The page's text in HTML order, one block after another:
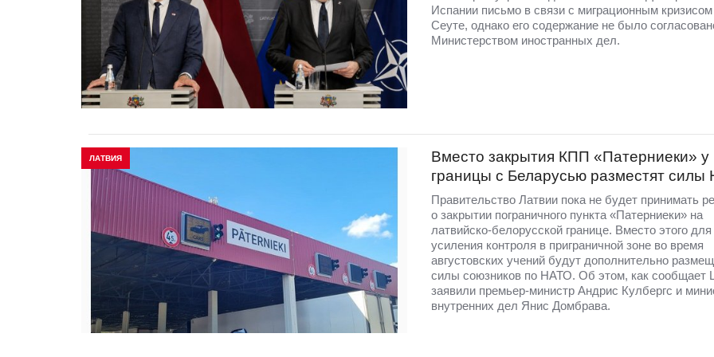
Испании письмо в связи с миграционным
Сеуте, однако его содержание не было
Министерством иностранных дел.
ЛАТВИЯ
Вместо закрытия КПП «Патерниеки» у
границы с Беларусью разместят
Правительство Латвии пока не будет принимать
о закрытии пограничного пункта «Патерниеки» на
латвийско-белорусской границе. Вместо этого для
усиления контроля в приграничной зоне во время
августовских учений будут дополнительно
силы союзников по НАТО. Об этом, как сообщает
заявили премьер-министр Андрис Кулбергс и
внутренних дел Янис Домбрава.